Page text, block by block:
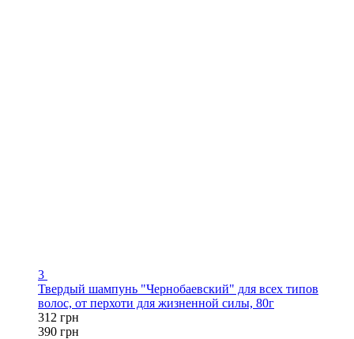
3
Твердый шампунь "Чернобаевский" для всех типов
волос, от перхоти для жизненной силы, 80г
312 грн
390 грн